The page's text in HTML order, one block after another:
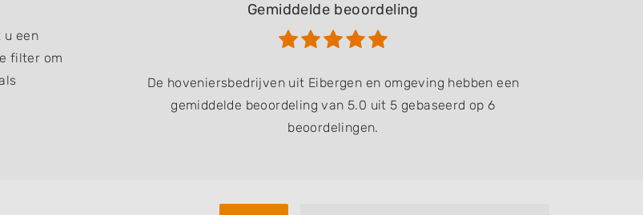
u een
filter om
Gemiddelde beoordeling
De hoveniersbedrijven uit Eibergen en omgeving hebben een
gemiddelde beoordeling van 5.0 uit 5 gebaseerd op 6
beoordelingen.